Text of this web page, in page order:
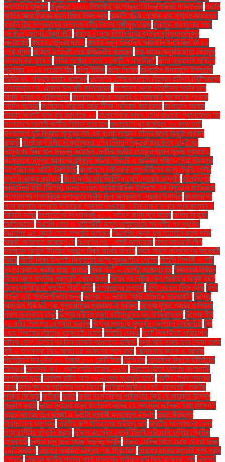
স্থগিতের আহ্বান বাকৃবিতে ১২০০ শিক্ষার্থীর অংশগ্রহণে ছাত্রশিবিরের গণইফতার বাঙালি
জাতির আত্মগৌরবের মহান বিজয় দিবস আজ বাঙালি নারীর পোশাক এবং ফ্যাশন সচেতনতা
বাঙালি হিন্দু সম্প্রদায়ের অন্যতম ধর্মীয় উৎসব লক্ষ্মীপূজা আজ বাচ্চাকে খাওয়ানোর সময়
মোবাইল ফোনের বিকল্প কী? বাজারে এসেছে গিগাবাইটের কৃত্রিম বুদ্ধিমত্তাযুক্ত
মাদারবোর্ড বাজারে খেজুরের দাম ১ বাজারে নতুন স্টাইলিশ স্মার্টফোন ইনফিনিক্স হট ৫০
প্রো প্লাস বাণিজ্য উপদেষ্টা শেখ বশিরউদ্দীন বলেছেন বাবা-মায়ের অনুমতি ছাড়া ফেসবুক
ব্যবহার করা যাবে না বার্ষিক সর্বোচ্চ বেতন ১ কোটি ৭ লাখ টাকা" বাংলা একাডেমি সাহিত্য
পুরস্কার ২০২৪ পাচ্ছেন যাঁরা বাংলা নিউজ বাংলা সিনেমা বাংলাদেশ জামায়াতে ইসলামের
আমির ডা. শফিকুর রহমান বলেছেন বাংলাদেশ টেলিযোগাযোগ নিয়ন্ত্রণ কমিশন (বিটিআরসি)
চেয়ারম্যান মো. এমদাদ উল বারী জানিয়েছেন বাংলাদেশ থেকে গার্মেন্টসের অর্ডার চলে
যাচ্ছে ভারত ও পাকিস্তানে বাংলাদেশ ব্যাংক সরকারি ও বেসরকারি সব ব্যাংক শাখাকে
নির্দেশ দিয়েছে বাংলাদেশ ভারতের কাছে তীব্র প্রতিবাদ জানিয়েছে বাংলাদেশ সরকার
তারল্য সংকটে থাকা ছয় ব্যাংককে ২২ বাংলাদেশকে কারও ‘চোখ রাঙানো’ গ্রহণযোগ্য নয়
বাংলাদেশে আগামী জাতীয় নির্বাচন কবে হবে বাংলাদেশে খুব জনপ্রিয় ৩০ রকম ভর্তা
বাংলাদেশে দুটি বিখ্যাত মানুষের নাম এক হওয়া সত্ত্বেও তাঁদের মধ্যে কিছুটা পার্থক্য
রয়েছে বাংলাদেশে ধর্মীয় সংখ্যালঘুদের ওপর নির্যাতন যুক্তরাষ্ট্রের জন্য একটি বড়
উদ্বেগের বিষয় বলে মন্তব্য করেছেন দেশটির জাতীয় গোয়েন্দাপ্রধান তুলসী গ্যাবার্ড।
বাংলাদেশে নিযুক্ত জাপানের রাষ্ট্রদূত সাইদা শিনইচি ও জাইকার দক্ষিণ এশিয়া বিভাগের
মহাপরিচালক আইট টেরুইউকি বাংলাদেশে নেটওয়ার্ক পেশাজীবীদের জন্য ট্রেনিং সেন্টার
স্থাপন করেছে হুয়াওয়ে বাংলাদেশের আরসিইপিতে যোগ দেওয়ার উদ্যোগ বাংলাদেশের
কমিউনিস্ট পার্টি (সিপিবি) দলের ৭৭তম প্রতিষ্ঠাবার্ষিকী উপলক্ষে এক বিবৃতিতে জানিয়েছে
বাংলাদেশের গণতান্ত্রিক রূপান্তরে নারীরা ছিল অগ্রভাগে -প্রধান উপদেষ্টা বাংলাদেশের
পণ্য রপ্তানি সম্প্রতি ইতিবাচক প্রবণতা দেখাচ্ছে। টানা চার মাস ধরে পণ্য রপ্তানি ৪
বিলিয়ন ডলার বাংলাদেশের সংখ্যাগরিষ্ঠ ৬১.১ শতাংশ মানুষ মনে করেন বাংলার মানুষের
আতিথেয়তা' বিএনপি নেতা ও আইনজীবী মাসুদ তালুকদারের সব দলীয় পদ স্থগিত
বিএনপির এক জ্যেষ্ঠ নেতা সম্প্রতি বলেছেন বিএনপির জ্যেষ্ঠ যুগ্ম মহাসচিব রুহুল কবির
রিজভী অভিযোগ করেছেন যে বিএনপির পর। দলটি জানিয়েছে বিগত আওয়ামী লীগ
সরকারের আমলে উন্নয়ন প্রকল্পে বিপুল অর্থের অপচয় বিজয় দিবসে বাংলাদেশের আরেকটি
বিজয় বিদায়ী শিক্ষা উপদেষ্টা শিক্ষকদের জন্য সুখবর দিয়ে গেলেন বিদেশি শিক্ষার্থী ও কর্মী
সংখ্যা কমাতে কঠোর হচ্ছে কানাডা বিধবা নই” – দেবশ্রী গঙ্গোপাধ্যায় বিধানসভা নির্বাচন
বিয়ের আগে মানসিক প্রস্তুতি নেয়ার উপায় বিয়ের পর নারীরা কেন পরকীয়ায় আকৃষ্ট হয়?
বিয়ের ব্যাপারে যা বললেন সাফা কবির বিশেষজ্ঞদের মন্তব্য বিশ্ব এইডস দিবস আজ বিশ্ব
শান্তি এবং স্থিতিশীলতার জন্য বিশ্বের ৭০ ভাষায় 'আমি তোমাকে ভালোবাসি' বিশ্বের
অন্যতম শীর্ষ ধনী এবং যুক্তরাষ্ট্রের প্রভাবশালী ব্যক্তি বিশ্বের দূষিত শহরের তালিকায়
পঞ্চম অবস্থানে ঢাকা বিশ্বের ধনীতম রাজা: থাইল্যান্ডের মহা ভাজিরালংকর্ন বিশ্বের শীর্ষ
১০ ধনীর শিক্ষাগত যোগ্যতা কতটুকু বিশ্বের সবচেয়ে মূল্যবান কোম্পানি এনভিডিয়া বিষ
খেয়ে শিক্ষকের বিরুদ্ধে হত্যাচেষ্টা মামলা বিসিবির ঘোষণা বুয়েট শিক্ষার্থীকে গাড়িচাপার
ঘটনায় ডোপ টেস্টের পর তিন আসামি আদালতে হাজির" বুশরা বিবি: দাবায় যখন সৈন্য হারায়
বৃষ্টি ও তাপমাত্রা নিয়ে আবহাওয়া অফিসের নতুন বার্তা বেক্সিমকোর ব্যাংক ও আর্থিক
প্রতিষ্ঠানে দায়-দেনা ৫০ হাজার ৫০০ কোটি টাকা বেলিংহাম বেসরকারি ব্যাংকে ছাঁটাইয়ের
আতঙ্ক বৈদেশিক ঋণ - প্রতিশ্রুতি কমেছে ৬৭% বৈরুতের বিমান হামলায় বাংলাদেশি
নাগরিকের মৃত্যু ব্রাজিল রাউন্ড অফ ৩২-এ কার মুখোমুখি হবে? ব্রিটিশ লেখক সামান্থা
হার্ভে ব্র্যাক ব্যাংকে অফিসার পদে নিয়োগ ভাইরাল ভিডিওর সেই ‘রহস্যময়ী’ তরুণীর
পরিচয় মিলেছে ভাইরাস ভারত ভারত বাংলাদেশের পরিস্থিতি নিয়ে যে অযাচিত উদ্বেগ
প্রকাশ করছে ভারত ম্যাচের জন্য বাংলাদেশ দলের ২৪ সদস্যের তালিকা: কারা আছেন?
ভারত সফরের দলে হামজা ও ইতালি প্রবাসী ফাহমেদুল ইসলাম ভারত সীমান্তে
বিএসএফের ধরপাকড় ভারতীয় রুপি ইতিহাসের সর্বনিম্ন দরে ভারতীয় সংস্থাগুলো যেসব
পণ্য রাশিয়ায় রপ্তানি করছে ভারতে কংগ্রেস নেত্রী হিমানী নারওয়াল হত্যায় প্রেমিক
গ্রেফতার ভারতে চালু হতে যাচ্ছে উড়ন্ত ট্যাক্সি ভারতে হোলির আগে ঢেকে দেওয়া হচ্ছে
১০টি মসজিদ ভারতের অযাচিত উদ্বেগ এবং দ্বিচারিতা ভারতের চালের রপ্তানি মূল্য হ্রাস
পেয়েছে ভারতের জাতীয় পতাকা পায়ে মাড়ানোর ভাইরাল ছবি নিয়ে যা জানা গেল ভারতের